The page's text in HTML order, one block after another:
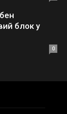
блок у
0